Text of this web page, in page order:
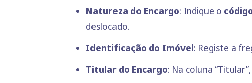
Natureza do Encargo: Indique o
deslocado.
Identificação do Imóvel: Registe a
Titular do Encargo: Na coluna